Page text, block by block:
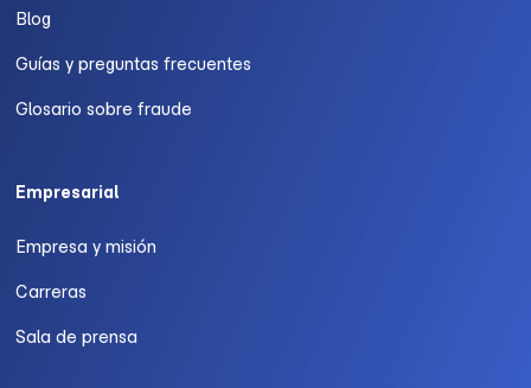
Blog
Guías y preguntas frecuentes
Glosario sobre fraude
Empresarial
Empresa y misión
Carreras
Sala de prensa